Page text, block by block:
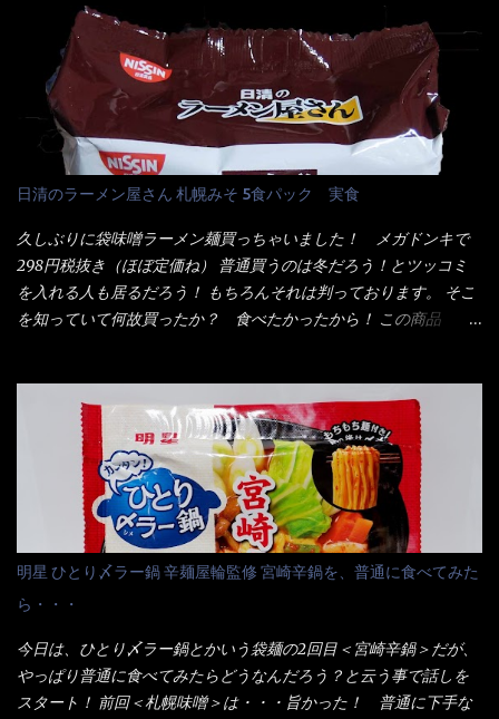
油脂、植物性たん白、食塩、とろろ芋、卵白)、かやく(小えびてん
ぷら)、添付調味料(砂糖、食塩、しょうゆ、魚介エキス、たん白加
水分解物、ねぎ、香辛料、 植物油 、香味油脂)／加工でん粉、調味
料(アミノ酸等)、炭酸カルシウム、カラメル色素、リン酸塩
(Na)、増粘多糖類、レシチン、酸化防止剤(ビタミンE)、クチナシ
色素、香料、ベニコウジ色素、ビタミンB2、ビタミンB1、香辛料
抽出物、(一部にえび・小麦・そば・卵・ さば ・大豆・豚肉・やま
いも・ゼラチンを含む) 材料から見れば、緑のたぬきの方が蒲鉾が
入っている！ あの半円形のヤツね！ それとカロチン色素・・・
さば！？ さばって鯖か？？ サバ読んでないか？？ ■カロリー
比較 緑のたぬき ...
いつきました。 見た目は、炎のシルエットが辛さを醸し出してい
る・・・ でもパッケージに惑わされてはいけない！！ 私はペ
ヤングの【獄激辛焼きそば】を完食した漢だ。 その後の獄激辛カ
レーもな！ 今回、カップヌードル激辛味噌はカップに敢えて辛
さレベルが記載されている。 それはレベル5！ 日清としては最上
位の辛さと云っている訳だ。 昨年モデルも食べてはいるけど、1年
も経つと記憶の彼方に・・・いや歳だから記憶力が、どうのこう
のではない。 記憶に残るだけのインパクトに欠けている商品と
云う事（当時） 開封すると・・・ 小袋なんてありゃしない！ カ
ップヌードルは基本蓋開けて、熱湯を注ぐだけで出来る！それが
デビュー時からの最大のポイント。 だから粉末スープの具も全
部カップの中でカオス状態。 これ特に縦型Bigカップだと、スー
りました～ 熱湯によりカップ内に対流が起こり、表層が泡立っ
ている～ 隣に用意したのが、ホワイトカップ丼型です。 こちら
へ内容物を全て移すのと同時に、スープも満遍なく全体に行き渡
させる。 箸で麺から移動させ、具とスープは最後に移すとこうな
りました。 良い感じではないか！ やはり一部粉末スープが縦型
カップの壁面に残っていたので、ぜーんぶ箸等で落としてホワイ
トカップへ。 まずは麺を見ると、カップヌードルとしては太く平
打ちで縮れてます。 ■蒙古タンメン中本の麺 蒙古タンメンの方
は、やはり太く平打ちですが麺の厚みがあるような・・・ 食感
は、どちらも柔らかいと感じは同じ。 湯に戻りやすい特性が強
いのね。 箸で持ち上げた状態は・・・ ■カップヌードル激辛味噌 ■
蒙古タンメン中本カップ どちらも箸で持ち上げた感じは、重
日清のラーメン屋さん 札幌みそ 5食パック 実食
久しぶりに袋味噌ラーメン麺買っちゃいました！ メガドンキで
298円税抜き（ほぼ定価ね） 普通買うのは冬だろう！とツッコミ
を入れる人も居るだろう！ もちろんそれは判っております。 そこ
を知っていて何故買ったか？ 食べたかったから！ この商品
てみないといけないじゃん！（知るのが遅い） リニューアル前の
は食べた事あるのよ！でもここ数年は、カップ麺の方が話題性も
品揃えも上じゃん！ だって話題性の無いのを食べても・・・しょ
うが無いじゃん！ 日本で話題性が無いのに、外国の人には尚更ね
ぇ～ 袋麺と云えば【サッポロ一番】と云われる程だが、10年位前
に革新的な袋麺が出た！ それは『マルちゃん正麺』と云われる商
品！！ 生麺感覚～と大御所俳優の役所広司を起用したCMで一躍
有名になりTOPに・・・その後ライバルとして日清から【ラ王】
がリリース！つまり今回の【日清のラーメン屋さん】は、袋麺と
しては廉価版のポジション・・・ 事実ラ王は、HPでは別扱い！
本品なんか出前一丁などと一緒くたの扱い。 袋麺はスープは粉末
スープが主流でしょう！？だから味は・・・イマイチ（小生感
明星 ひとり〆ラー鍋 辛麺屋輪監修 宮崎辛鍋を、普通に食べてみた
ら・・・
今日は、ひとり〆ラー鍋とかいう袋麺の2回目＜宮崎辛鍋＞だが、
やっぱり普通に食べてみたらどうなんだろう？と云う事で話しを
スタート！ 前回＜札幌味噌＞は・・・旨かった！ 普通に下手な